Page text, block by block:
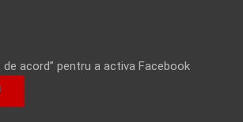
de acord” pentru a activa Facebook